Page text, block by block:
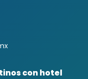
con hotel